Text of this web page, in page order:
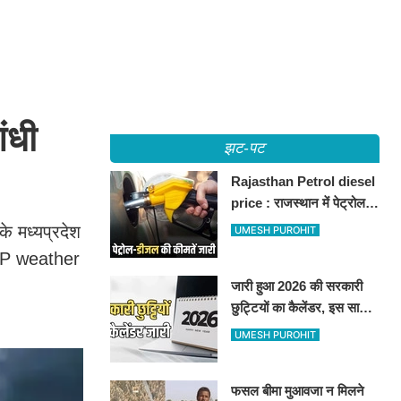
मध्यप्रदेश
weather
झट-पट
Rajasthan Petrol diesel
price : राजस्थान में पेट्रोल-
डीजल की कीमतें जारी, जानिए
UMESH PUROHIT
जारी हुआ 2026 की सरकारी
छुट्टियों का कैलेंडर, इस साल
कई बार मिलेगा लगातार
UMESH PUROHIT
फसल बीमा मुआवजा न मिलने